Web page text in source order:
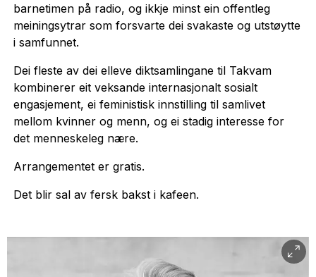
barnetimen på radio, og ikkje minst ein offentleg
meiningsytrar som forsvarte dei svakaste og utstøytte
i samfunnet.
Dei fleste av dei elleve diktsamlingane til Takvam
kombinerer eit veksande internasjonalt sosialt
engasjement, ei feministisk innstilling til samlivet
mellom kvinner og menn, og ei stadig interesse for
det menneskeleg nære.
Arrangementet er gratis.
Det blir sal av fersk bakst i kafeen.